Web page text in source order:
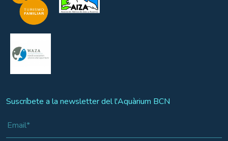
Suscríbete a la newsletter del l'Aquàrium BCN